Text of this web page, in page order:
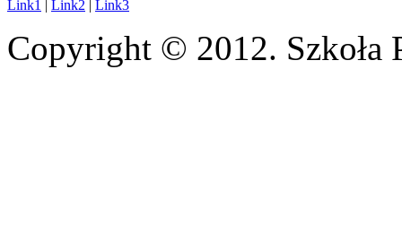
Link1 | Link2 | Link3
Copyright © 2012. Szkoła